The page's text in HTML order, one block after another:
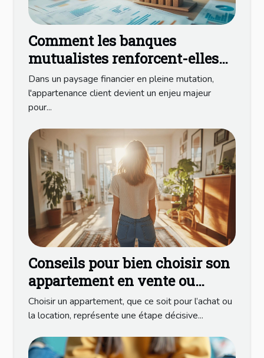
Comment les banques
mutualistes renforcent-elles
l'appartenance client ?
Dans un paysage financier en pleine mutation,
l'appartenance client devient un enjeu majeur
pour...
Conseils pour bien choisir son
appartement en vente ou
location
Choisir un appartement, que ce soit pour l’achat ou
la location, représente une étape décisive...